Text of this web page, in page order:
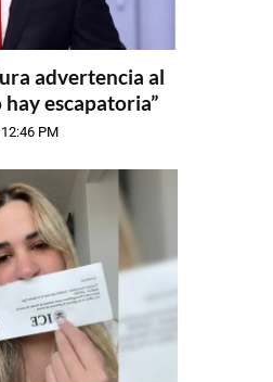
advertencia al
escapatoria”
PM